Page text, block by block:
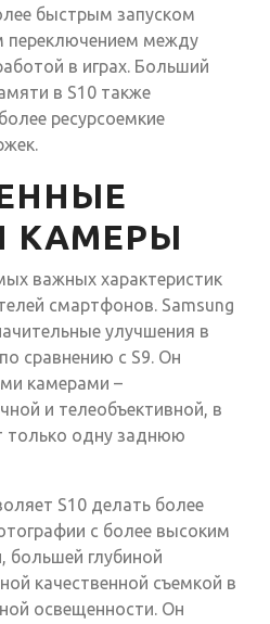
быстрым запуском
переключением между
в играх. Больший
в S10 также
ресурсоемкие
КАМЕРЫ
важных характеристик
смартфонов. Samsung
улучшения в
сравнению с S9. Он
камерами –
и телеобъективной, в
только одну заднюю
S10 делать более
с более высоким
большей глубиной
качественной съемкой в
освещенности. Он